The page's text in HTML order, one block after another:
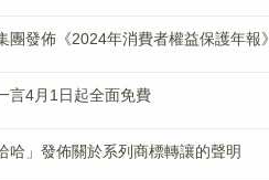
團發佈《2024年消費者權益保護年報》
言4月1日起全面免費
哈」發佈關於系列商標轉讓的聲明